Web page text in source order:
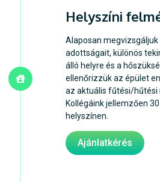
Helyszíni
Alaposan
adottságait, különös
álló helyre és a
ellenőrizzük az épület
az aktuális fűtési/hűtési
Kollégáink jellemzően
helyszínen.
Ajánlatkérés